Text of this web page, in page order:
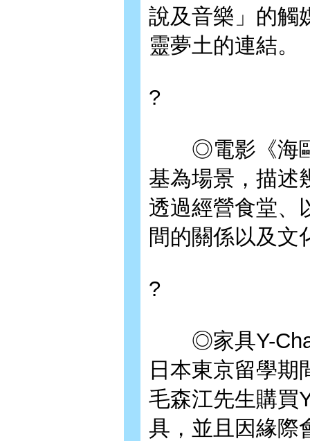
說及音樂」的觸
靈夢土的連結。
?
◎電影《海鷗
基為場景，描述
透過經營食堂、
間的關係以及文
?
◎家具Y-Chair
日本東京留學
毛森江先生購買
具，並且因緣際